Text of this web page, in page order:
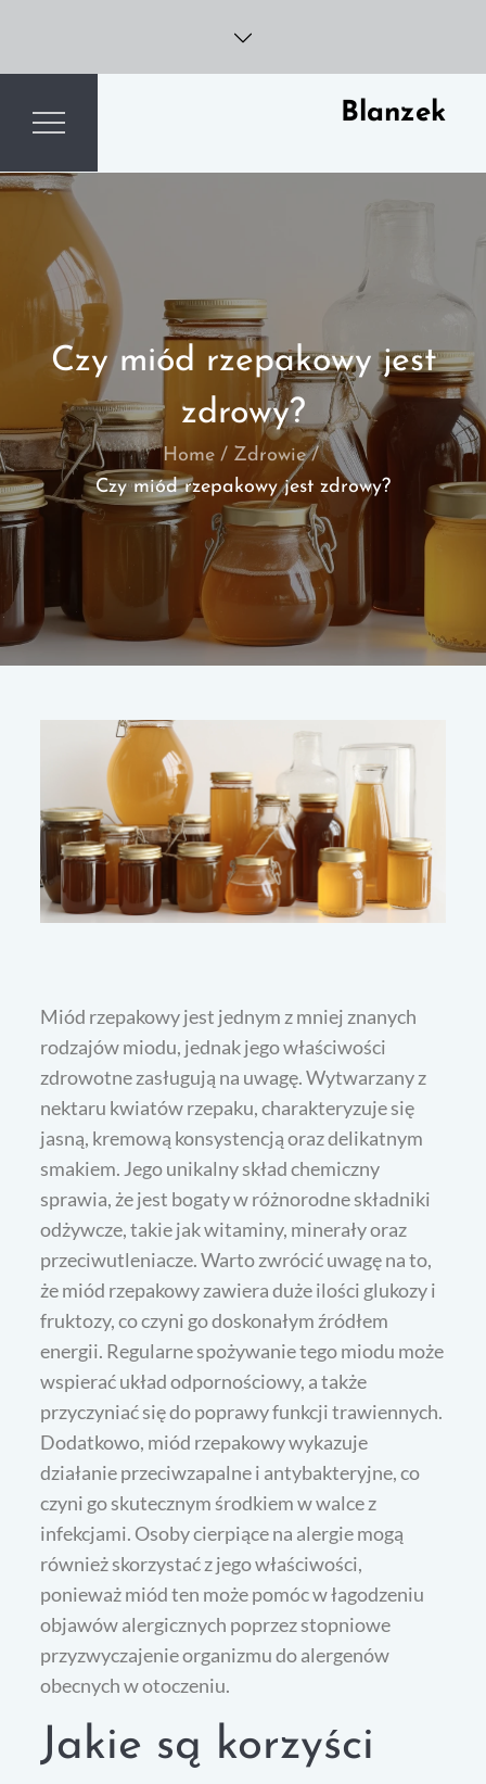
content
Blanzek
Czy miód rzepakowy jest
zdrowy?
Home
Zdrowie
Czy miód rzepakowy jest zdrowy?
Miód rzepakowy jest jednym z mniej znanych
rodzajów miodu, jednak jego właściwości
zdrowotne zasługują na uwagę. Wytwarzany z
nektaru kwiatów rzepaku, charakteryzuje się
jasną, kremową konsystencją oraz delikatnym
smakiem. Jego unikalny skład chemiczny
sprawia, że jest bogaty w różnorodne składniki
odżywcze, takie jak witaminy, minerały oraz
przeciwutleniacze. Warto zwrócić uwagę na to,
że miód rzepakowy zawiera duże ilości glukozy i
fruktozy, co czyni go doskonałym źródłem
energii. Regularne spożywanie tego miodu może
wspierać układ odpornościowy, a także
przyczyniać się do poprawy funkcji trawiennych.
Dodatkowo, miód rzepakowy wykazuje
działanie przeciwzapalne i antybakteryjne, co
czyni go skutecznym środkiem w walce z
infekcjami. Osoby cierpiące na alergie mogą
również skorzystać z jego właściwości,
ponieważ miód ten może pomóc w łagodzeniu
objawów alergicznych poprzez stopniowe
przyzwyczajenie organizmu do alergenów
obecnych w otoczeniu.
Jakie są korzyści